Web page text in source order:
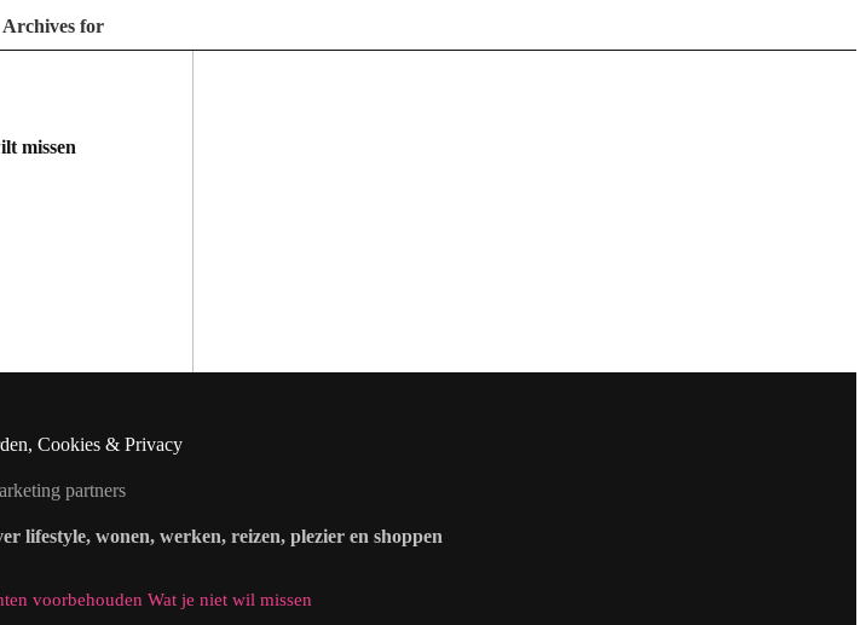
Archives for
missen
Cookies & Privacy
partners
lifestyle, wonen, werken, reizen, plezier en shoppen
voorbehouden Wat je niet wil missen